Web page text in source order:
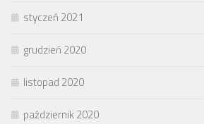
styczeń 2021
grudzień 2020
listopad 2020
październik 2020